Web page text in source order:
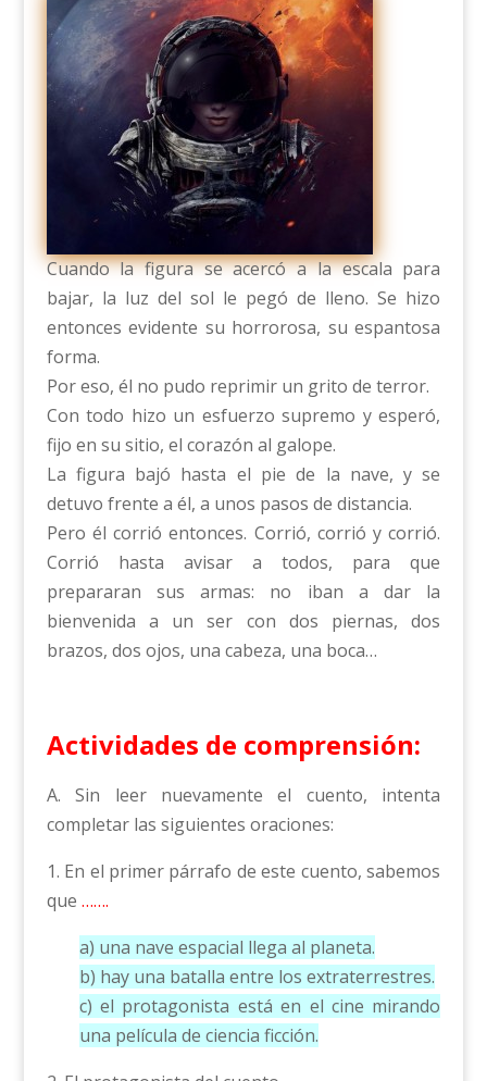
Cuando la figura se acercó a la escala para
bajar, la luz del sol le pegó de lleno. Se hizo
entonces evidente su horrorosa, su espantosa
forma.
Por eso, él no pudo reprimir un grito de terror.
Con todo hizo un esfuerzo supremo y esperó,
fijo en su sitio, el corazón al galope.
La figura bajó hasta el pie de la nave, y se
detuvo frente a él, a unos pasos de distancia.
Pero él corrió entonces. Corrió, corrió y corrió.
Corrió hasta avisar a todos, para que
prepararan sus armas: no iban a dar la
bienvenida a un ser con dos piernas, dos
brazos, dos ojos, una cabeza, una boca…
Actividades de comprensión:
A. Sin leer nuevamente el cuento, intenta
completar las siguientes oraciones:
1. En el primer párrafo de este cuento, sabemos
que …….
a) una nave espacial llega al planeta.
b) hay una batalla entre los extraterrestres.
c) el protagonista está en el cine mirando
una película de ciencia ficción.